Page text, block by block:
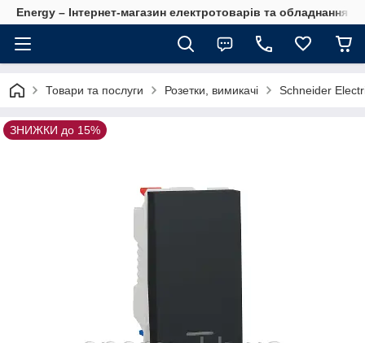
Energy – Інтернет-магазин електротоварів та обладнання
Товари та послуги Розетки, вимикачі Schneider
ЗНИЖКИ до 15%